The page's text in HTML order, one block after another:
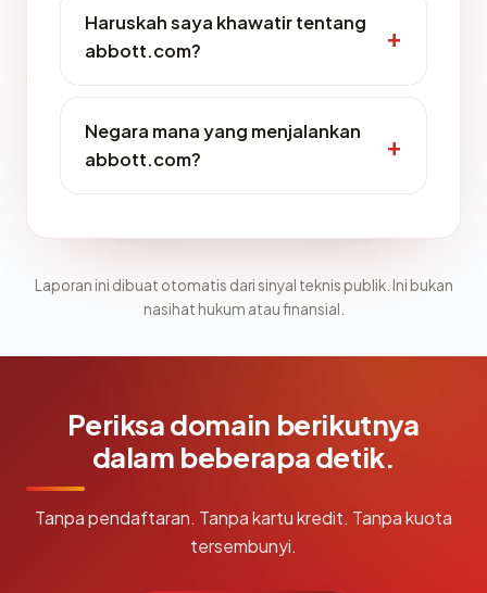
Haruskah saya khawatir tentang
abbott.com?
Negara mana yang menjalankan
abbott.com?
Laporan ini dibuat otomatis dari sinyal teknis publik. Ini bukan
nasihat hukum atau finansial.
Periksa domain berikutnya
dalam beberapa detik.
Tanpa pendaftaran. Tanpa kartu kredit. Tanpa kuota
tersembunyi.